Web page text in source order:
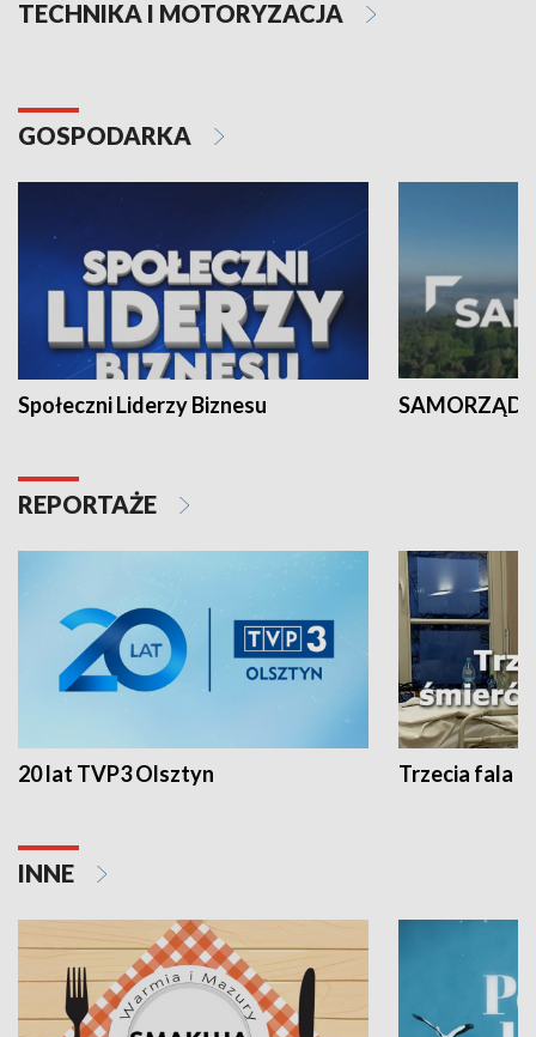
TECHNIKA I MOTORYZACJA
GOSPODARKA
Społeczni Liderzy Biznesu SAMORZĄD
REPORTAŻE
20 lat TVP3 Olsztyn Trzecia fala -
INNE